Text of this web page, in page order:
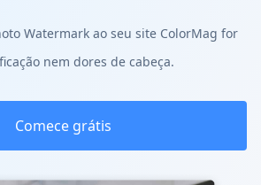
Watermark ao seu site ColorMag for
nem dores de cabeça.
Comece grátis